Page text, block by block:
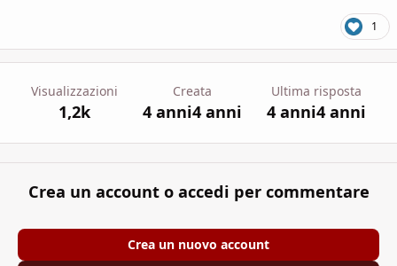
1
Visualizzazioni
1,2k
Creata
4 anni4 anni
Ultima risposta
4 anni4 anni
Crea un account o accedi per commentare
Crea un nuovo account